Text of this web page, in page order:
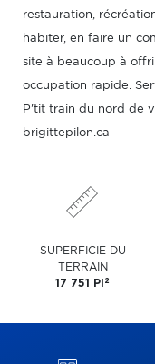
restauration,
habiter, en faire un
site à beaucoup à
occupation rapide.
P'tit train du nord de
brigittepilon.ca
SUPERFICIE DU
TERRAIN
17 751 PI 2